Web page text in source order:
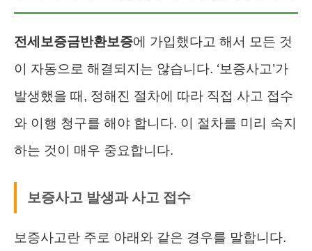
전세보증금반환보증에 가입했다고 해서 모든 것
이 자동으로 해결되지는 않습니다. ‘보증사고’가
발생했을 때, 정해진 절차에 따라 직접 사고 접수
와 이행 청구를 해야 합니다. 이 절차를 미리 숙지
하는 것이 매우 중요합니다.
보증사고 발생과 사고 접수
보증사고란 주로 아래와 같은 경우를 말합니다.